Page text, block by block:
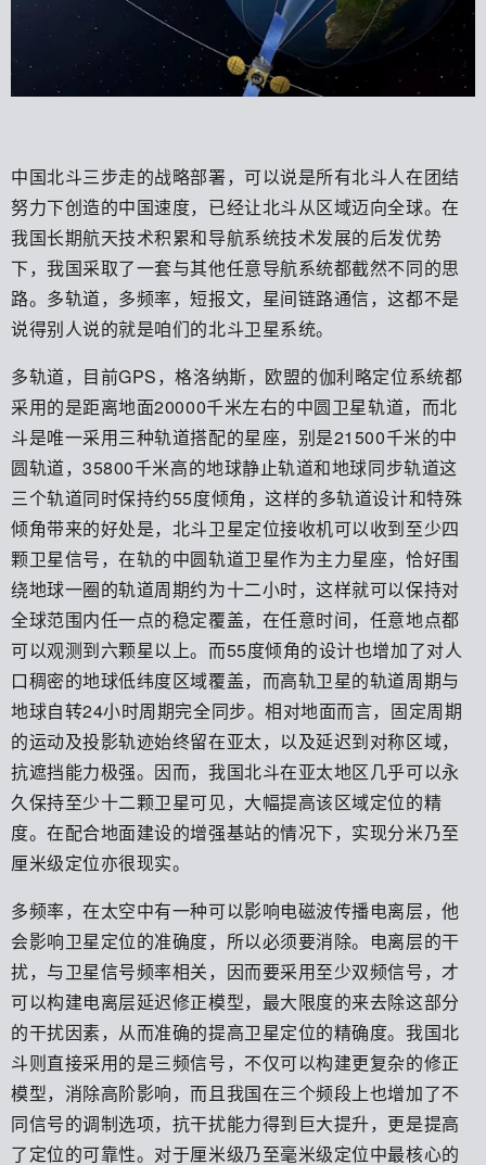
中国北斗三步走的战略部署，可以说是所有北斗人在团结
努力下创造的中国速度，已经让北斗从区域迈向全球。在
我国长期航天技术积累和导航系统技术发展的后发优势
下，我国采取了一套与其他任意导航系统都截然不同的思
路。多轨道，多频率，短报文，星间链路通信，这都不是
说得别人说的就是咱们的北斗卫星系统。
多轨道，目前GPS，格洛纳斯，欧盟的伽利略定位系统都
采用的是距离地面20000千米左右的中圆卫星轨道，而北
斗是唯一采用三种轨道搭配的星座，别是21500千米的中
圆轨道，35800千米高的地球静止轨道和地球同步轨道这
三个轨道同时保持约55度倾角，这样的多轨道设计和特殊
倾角带来的好处是，北斗卫星定位接收机可以收到至少四
颗卫星信号，在轨的中圆轨道卫星作为主力星座，恰好围
绕地球一圈的轨道周期约为十二小时，这样就可以保持对
全球范围内任一点的稳定覆盖，在任意时间，任意地点都
可以观测到六颗星以上。而55度倾角的设计也增加了对人
口稠密的地球低纬度区域覆盖，而高轨卫星的轨道周期与
地球自转24小时周期完全同步。相对地面而言，固定周期
的运动及投影轨迹始终留在亚太，以及延迟到对称区域，
抗遮挡能力极强。因而，我国北斗在亚太地区几乎可以永
久保持至少十二颗卫星可见，大幅提高该区域定位的精
度。在配合地面建设的增强基站的情况下，实现分米乃至
厘米级定位亦很现实。
多频率，在太空中有一种可以影响电磁波传播电离层，他
会影响卫星定位的准确度，所以必须要消除。电离层的干
扰，与卫星信号频率相关，因而要采用至少双频信号，才
可以构建电离层延迟修正模型，最大限度的来去除这部分
的干扰因素，从而准确的提高卫星定位的精确度。我国北
斗则直接采用的是三频信号，不仅可以构建更复杂的修正
模型，消除高阶影响，而且我国在三个频段上也增加了不
同信号的调制选项，抗干扰能力得到巨大提升，更是提高
了定位的可靠性。对于厘米级乃至毫米级定位中最核心的